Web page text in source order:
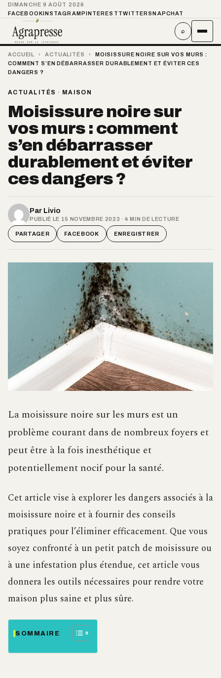
DIMANCHE 9 AOÛT 2026
FACEBOOKINSTAGRAMPINTEREST TWITTER SNAPCHAT
⌕
ACCUEIL › ACTUALITÉS ›
MOISISSURE NOIRE SUR VOS MURS :
COMMENT S’EN DÉBARRASSER DURABLEMENT ET ÉVITER CES
DANGERS ?
ACTUALITÉS · MAISON
Moisissure noire sur
vos murs : comment
s’en débarrasser
durablement et éviter
ces dangers ?
Par Livio
PUBLIÉ LE 15 NOVEMBRE 2023 · 4 MIN DE LECTURE
PARTAGER FACEBOOK ENREGISTRER
La moisissure noire sur les murs est un
problème courant dans de nombreux foyers et
peut être à la fois inesthétique et
potentiellement nocif pour la santé.
Cet article vise à explorer les dangers associés à la
moisissure noire et à fournir des conseils
pratiques pour l’éliminer efficacement. Que vous
soyez confronté à un petit patch de moisissure ou
à une infestation plus étendue, cet article vous
donnera les outils nécessaires pour rendre votre
maison plus saine et plus sûre.
SOMMAIRE